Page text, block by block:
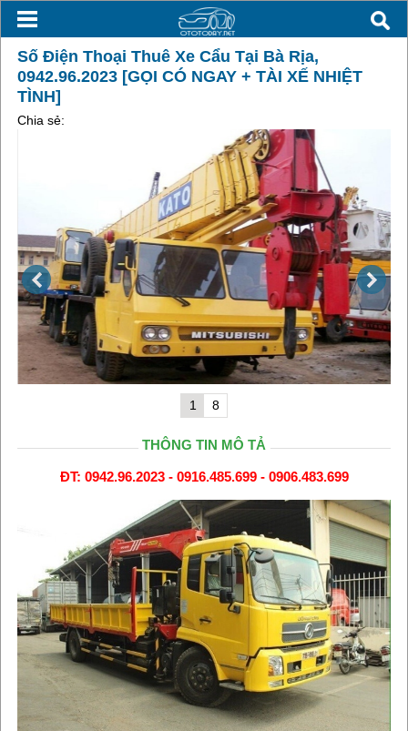
Số Điện Thoại Thuê Xe Cẩu Tại Bà Rịa,
0942.96.2023 [GỌI CÓ NGAY + TÀI XẾ NHIỆT
TÌNH]
Chia sẻ:
1 8
THÔNG TIN MÔ TẢ
ĐT: 0942.96.2023 - 0916.485.699 - 0906.483.699